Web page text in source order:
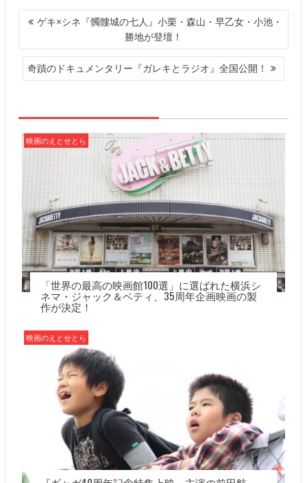
投
ナ
ビ
ゲ
ョ
ン
ゲキ×シネ『髑髏城の七人』小栗・森山・早乙女・小池・
勝地が登壇！
奇蹟のドキュメンタリー『ガレキとラジオ』全国公開！
映画のえとせとら
「世界の最高の映画館100選」に選ばれた横浜シ
ネマ・ジャック＆ベティ、35周年企画映画の製
作が決定！
映画のえとせとら